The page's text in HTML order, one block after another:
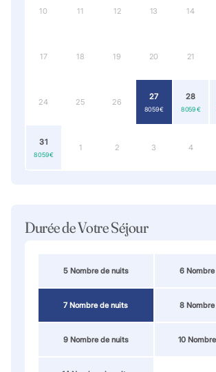
10 11 12 13 14
17 18 19 20 21
24 25 26
27
8 059 €
28
8 059 €
31
8 059 €
1 2 3 4
Durée de Votre Séjour
5 Nombre de nuits 6
7 Nombre de nuits 8
9 Nombre de nuits 10